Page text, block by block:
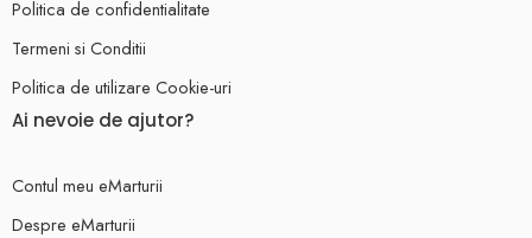
Politica de confidentialitate
Termeni si Conditii
Politica de utilizare Cookie-uri
Ai nevoie de ajutor?
Contul meu eMarturii
Despre eMarturii